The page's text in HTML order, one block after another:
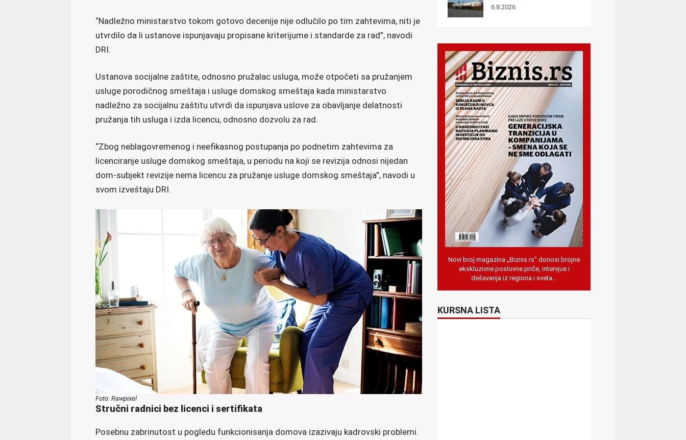
“Nadležno ministarstvo tokom gotovo decenije nije odlučilo po tim zahtevima, niti je
utvrdilo da li ustanove ispunjavaju propisane kriterijume i standarde za rad”, navodi
DRI.
Ustanova socijalne zaštite, odnosno pružalac usluga, može otpočeti sa pružanjem
usluge porodičnog smeštaja i usluge domskog smeštaja kada ministarstvo
nadležno za socijalnu zaštitu utvrdi da ispunjava uslove za obavljanje delatnosti
pružanja tih usluga i izda licencu, odnosno dozvolu za rad.
“Zbog neblagovremenog i neefikasnog postupanja po podnetim zahtevima za
licenciranje usluge domskog smeštaja, u periodu na koji se revizija odnosi nijedan
dom-subjekt revizije nema licencu za pružanje usluge domskog smeštaja”, navodi u
svom izveštaju DRI.
Foto: Rawpixel
Stručni radnici bez licenci i sertifikata
Posebnu zabrinutost u pogledu funkcionisanja domova izazivaju kadrovski problemi.
6.8.2026
Novi broj magazina „Biznis.rs” donosi brojne
ekskluzivne poslovne priče, intervjue i
dešavanja iz regiona i sveta…
KURSNA LISTA